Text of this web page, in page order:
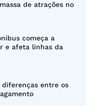
de atrações no
começa a
e afeta linhas da
diferenças entre os